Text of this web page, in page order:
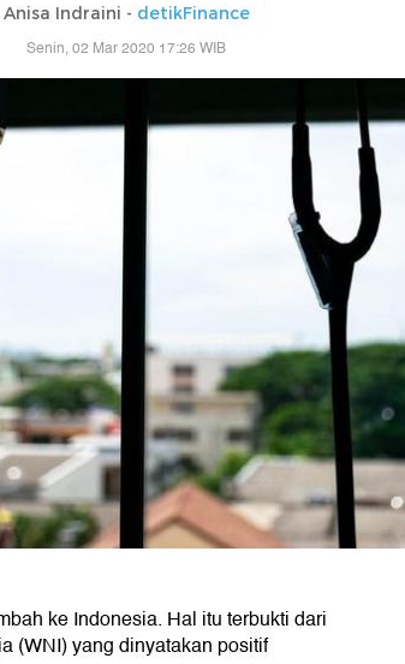
Anisa Indraini - detikFinance
Senin, 02 Mar 2020 17:26 WIB
ke Indonesia. Hal itu terbukti dari
(WNI) yang dinyatakan positif